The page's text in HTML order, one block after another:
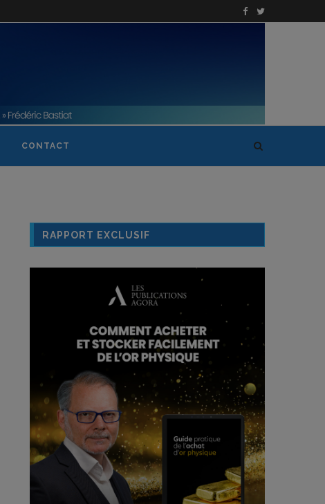
CONTACT
RAPPORT EXCLUSIF